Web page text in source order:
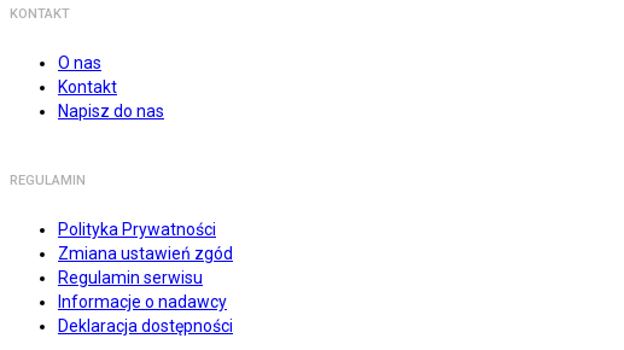
KONTAKT
O nas
Kontakt
Napisz do nas
REGULAMIN
Polityka Prywatności
Zmiana ustawień zgód
Regulamin serwisu
Informacje o nadawcy
Deklaracja dostępności